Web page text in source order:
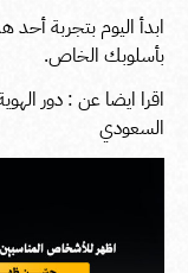
ابدأ اليوم بتجربة أحد
بأسلوبك الخاص.
اقرا ايضا عن : دور
السعودي